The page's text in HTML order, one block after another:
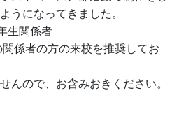
うになってきました。
生関係者
係者の方の来校を推奨してお
んので、お含みおきください。